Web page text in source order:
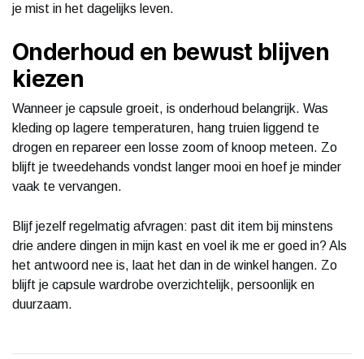
je mist in het dagelijks leven.
Onderhoud en bewust blijven
kiezen
Wanneer je capsule groeit, is onderhoud belangrijk. Was
kleding op lagere temperaturen, hang truien liggend te
drogen en repareer een losse zoom of knoop meteen. Zo
blijft je tweedehands vondst langer mooi en hoef je minder
vaak te vervangen.
Blijf jezelf regelmatig afvragen: past dit item bij minstens
drie andere dingen in mijn kast en voel ik me er goed in? Als
het antwoord nee is, laat het dan in de winkel hangen. Zo
blijft je capsule wardrobe overzichtelijk, persoonlijk en
duurzaam.